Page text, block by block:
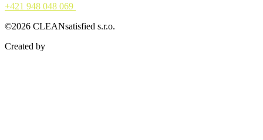
+421 948 048 069
©2026 CLEANsatisfied s.r.o.
Created by